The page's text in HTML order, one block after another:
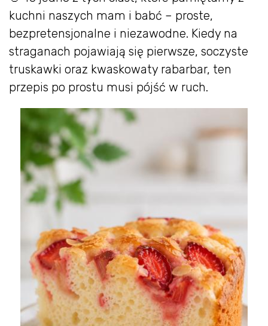
kuchni naszych mam i babć – proste,
bezpretensjonalne i niezawodne. Kiedy na
straganach pojawiają się pierwsze, soczyste
truskawki oraz kwaskowaty rabarbar, ten
przepis po prostu musi pójść w ruch.